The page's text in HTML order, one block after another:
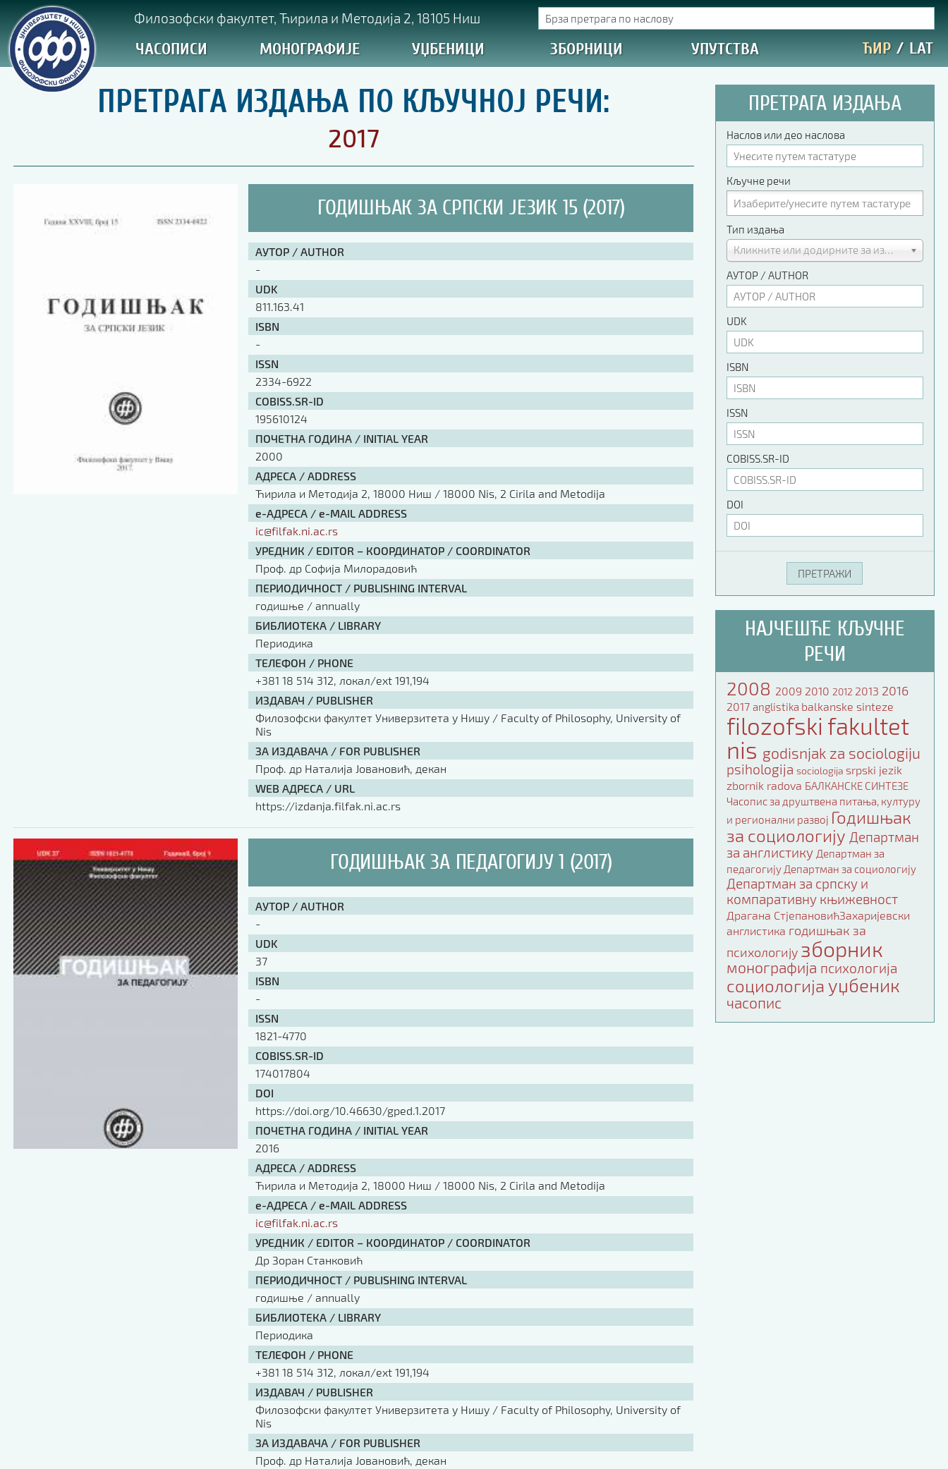
Филозофски факултет, Ћирила и Методија 2, 18105 Ниш
ЧАСОПИСИ МОНОГРАФИЈЕ УЏБЕНИЦИ ЗБОРНИЦИ УПУТСТВА ЋИР / LAT
ПРЕТРАГА ИЗДАЊА ПО КЉУЧНОЈ РЕЧИ:
2017
ГОДИШЊАК ЗА СРПСКИ ЈЕЗИК 15 (2017)
АУТОР / AUTHOR
-
UDK
811.163.41
ISBN
-
ISSN
2334-6922
COBISS.SR-ID
195610124
ПОЧЕТНА ГОДИНА / INITIAL YEAR
2000
АДРЕСА / ADDRESS
Ћирила и Методија 2, 18000 Ниш / 18000 Nis, 2 Cirila and Metodija
е-АДРЕСА / e-MAIL ADDRESS
ic@filfak.ni.ac.rs
УРЕДНИК / EDITOR – КООРДИНАТОР / COORDINATOR
Проф. др Софија Милорадовић
ПЕРИОДИЧНОСТ / PUBLISHING INTERVAL
годишње / annually
БИБЛИОТЕКА / LIBRARY
Периодика
ТЕЛЕФОН / PHONE
+381 18 514 312, локал/ext 191,194
ИЗДАВАЧ / PUBLISHER
Филозофски факултет Универзитета у Нишу / Faculty of Philosophy, University of
Nis
ЗА ИЗДАВАЧА / FOR PUBLISHER
Проф. др Наталија Јовановић, декан
WEB АДРЕСА / URL
https://izdanja.filfak.ni.ac.rs
ГОДИШЊАК ЗА ПЕДАГОГИЈУ 1 (2017)
АУТОР / AUTHOR
-
UDK
37
ISBN
-
ISSN
1821-4770
COBISS.SR-ID
174017804
DOI
https://doi.org/10.46630/gped.1.2017
ПОЧЕТНА ГОДИНА / INITIAL YEAR
2016
АДРЕСА / ADDRESS
Ћирила и Методија 2, 18000 Ниш / 18000 Nis, 2 Cirila and Metodija
е-АДРЕСА / e-MAIL ADDRESS
ic@filfak.ni.ac.rs
УРЕДНИК / EDITOR – КООРДИНАТОР / COORDINATOR
Др Зоран Станковић
ПЕРИОДИЧНОСТ / PUBLISHING INTERVAL
годишње / annually
БИБЛИОТЕКА / LIBRARY
Периодика
ТЕЛЕФОН / PHONE
+381 18 514 312, локал/ext 191,194
ИЗДАВАЧ / PUBLISHER
Филозофски факултет Универзитета у Нишу / Faculty of Philosophy, University of
Nis
ЗА ИЗДАВАЧА / FOR PUBLISHER
Проф. др Наталија Јовановић, декан
ПРЕТРАГА ИЗДАЊА
Наслов или део наслова
Кључне речи
Тип издања
Кликните или додирните за избор
АУТОР / AUTHOR
UDK
ISBN
ISSN
COBISS.SR-ID
DOI
НАЈЧЕШЋЕ КЉУЧНЕ
РЕЧИ
2008 2009 2010 2012 2013 2016
2017 anglistika balkanske sinteze
filozofski fakultet
nis godisnjak za sociologiju
psihologija sociologija srpski jezik
zbornik radova БАЛКАНСКЕ СИНТЕЗЕ
Часопис за друштвена питања, културу
и регионални развој Годишњак
за социологију Департман
за англистику Департман за
педагогију Департман за социологију
Департман за српску и
компаративну књижевност
Драгана СтјепановићЗахаријевски
англистика годишњак за
психологију зборник
монографија психологија
социологија уџбеник
часопис